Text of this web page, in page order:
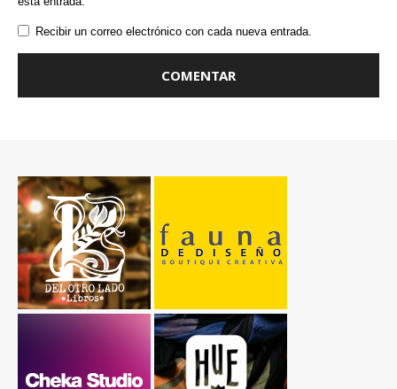
Recibir un correo electrónico con cada nueva entrada.